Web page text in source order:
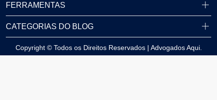
FERRAMENTAS
CATEGORIAS DO BLOG
Copyright © Todos os Direitos Reservados | Advogados Aqui.